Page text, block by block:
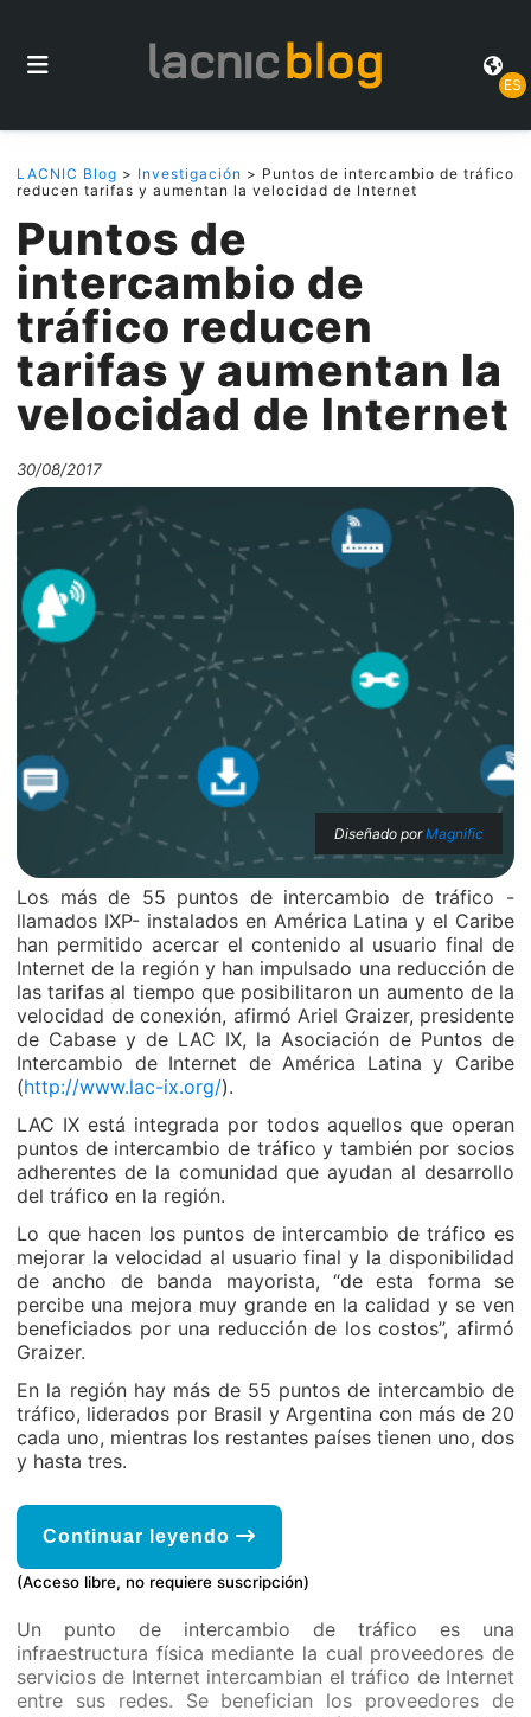
ES
LACNIC Blog > Investigación > Puntos de intercambio de tráfico
reducen tarifas y aumentan la velocidad de Internet
Puntos de
intercambio de
tráfico reducen
tarifas y aumentan la
velocidad de Internet
30/08/2017
Diseñado porMagnific
Los más de 55 puntos de intercambio de tráfico -
llamados IXP- instalados en América Latina y el Caribe
han permitido acercar el contenido al usuario final de
Internet de la región y han impulsado una reducción de
las tarifas al tiempo que posibilitaron un aumento de la
velocidad de conexión, afirmó Ariel Graizer, presidente
de Cabase y de LAC IX, la Asociación de Puntos de
Intercambio de Internet de América Latina y Caribe
(http://www.lac-ix.org/).
LAC IX está integrada por todos aquellos que operan
puntos de intercambio de tráfico y también por socios
adherentes de la comunidad que ayudan al desarrollo
del tráfico en la región.
Lo que hacen los puntos de intercambio de tráfico es
mejorar la velocidad al usuario final y la disponibilidad
de ancho de banda mayorista, “de esta forma se
percibe una mejora muy grande en la calidad y se ven
beneficiados por una reducción de los costos”, afirmó
Graizer.
En la región hay más de 55 puntos de intercambio de
tráfico, liderados por Brasil y Argentina con más de 20
cada uno, mientras los restantes países tienen uno, dos
y hasta tres.
Continuar leyendo
(Acceso libre, no requiere suscripción)
Un punto de intercambio de tráfico es una
infraestructura física mediante la cual proveedores de
servicios de Internet intercambian el tráfico de Internet
entre sus redes. Se benefician los proveedores de